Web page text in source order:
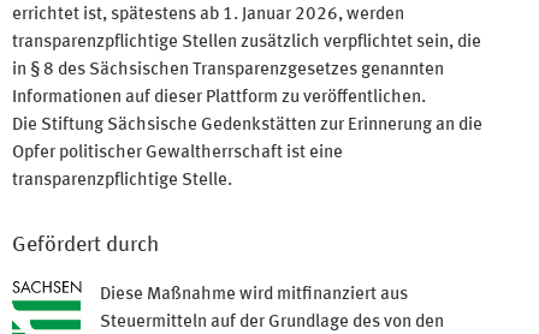
errichtet ist, spätestens ab 1. Januar 2026, werden
transparenzpflichtige Stellen zusätzlich verpflichtet sein, die
in § 8 des Sächsischen Transparenzgesetzes genannten
Informationen auf dieser Plattform zu veröffentlichen.
Die Stiftung Sächsische Gedenkstätten zur Erinnerung an die
Opfer politischer Gewaltherrschaft ist eine
transparenzpflichtige Stelle.
Gefördert durch
Diese Maßnahme wird mitfinanziert aus
Steuermitteln auf der Grundlage des von den